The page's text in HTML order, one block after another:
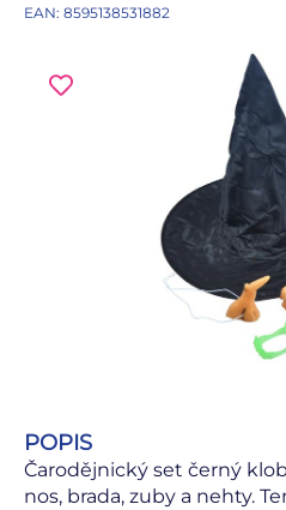
EAN: 8595138531882
POPIS
Čarodějnický set černý
nos, brada, zuby a nehty.